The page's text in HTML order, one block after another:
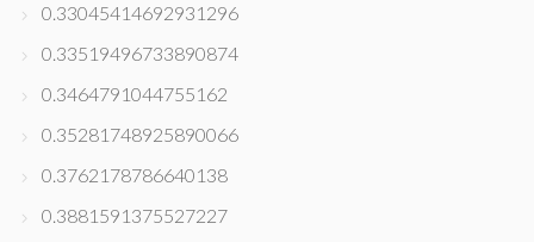
0.33045414692931296
0.33519496733890874
0.3464791044755162
0.35281748925890066
0.3762178786640138
0.3881591375527227